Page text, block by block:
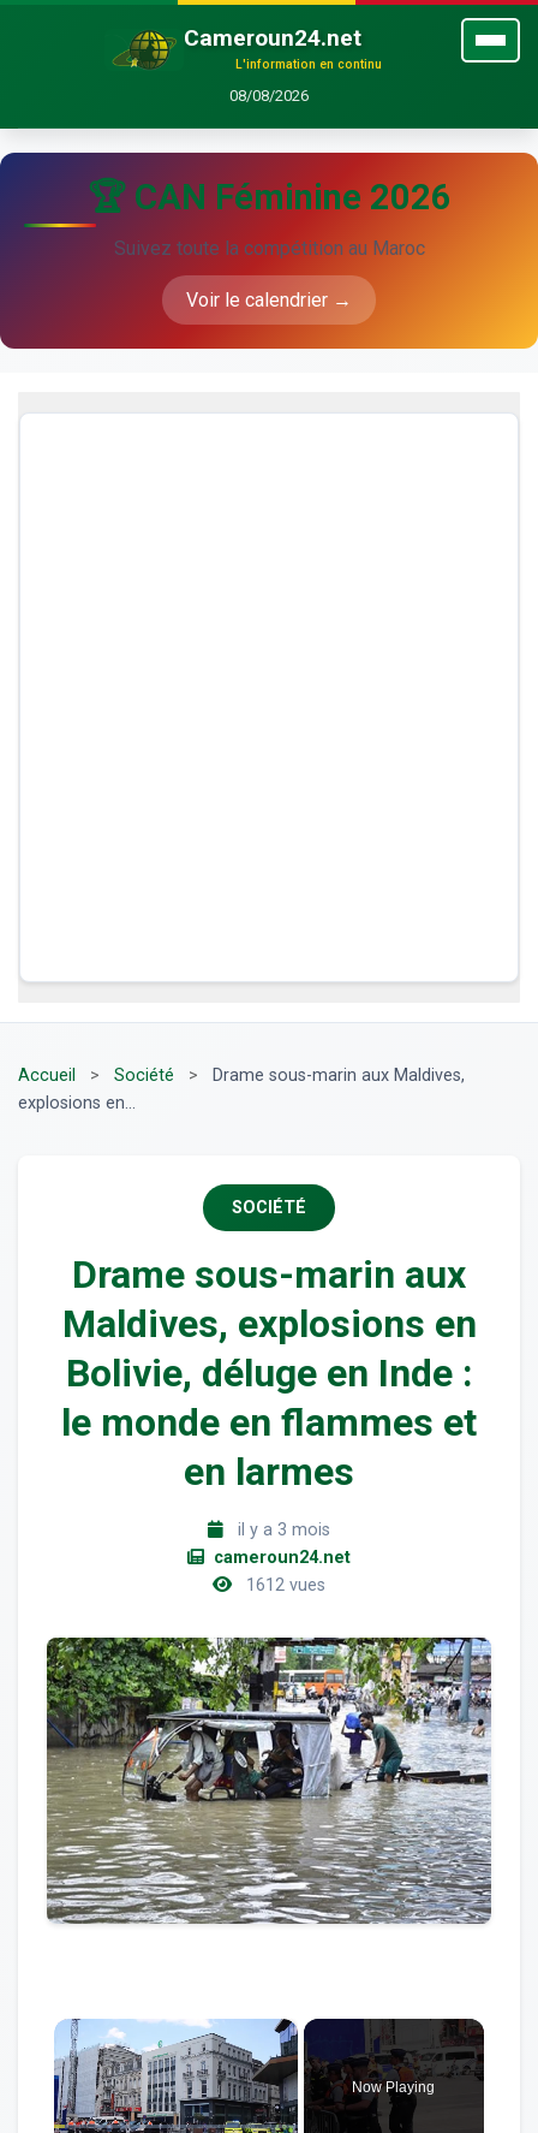
Cameroun24.net
L'information en continu
08/08/2026
🏆 CAN Féminine 2026
Suivez toute la compétition au Maroc
Voir le calendrier →
Accueil > Société >
Drame sous-marin aux Maldives,
explosions en...
SOCIÉTÉ
Drame sous-marin aux
Maldives, explosions en
Bolivie, déluge en Inde :
le monde en flammes et
en larmes
il y a 3 mois
cameroun24.net
1612 vues
×
Now Playing